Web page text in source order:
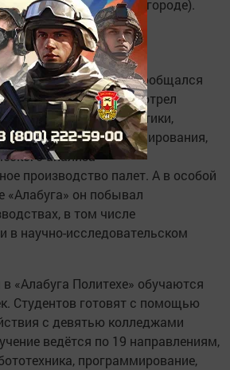
прошёл в Нижнем Новгороде).
Чернышенко пообщался
а также осмотрел
автоматики,
и программирования,
анализа
производство палет. А в особой
«Алабуга» он побывал
в том числе
в научно-исследовательском
«Алабуга Политехе» обучаются
Студентов готовят с помощью
с девятью колледжами
ведётся по 19 направлениям,
программирование,